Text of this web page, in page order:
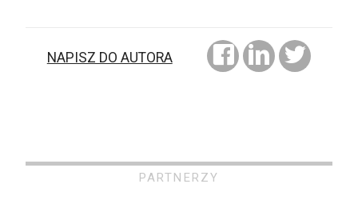
NAPISZ DO AUTORA
PARTNERZY